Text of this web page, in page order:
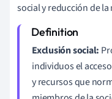
social y reducción de
Exclusión social:
individuos el
y recursos que